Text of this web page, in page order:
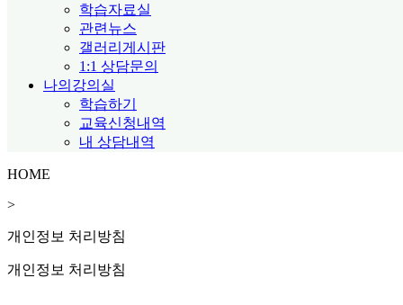
학습자료실
관련뉴스
갤러리게시판
1:1 상담문의
나의강의실
학습하기
교육신청내역
내 상담내역
HOME
>
개인정보 처리방침
개인정보 처리방침